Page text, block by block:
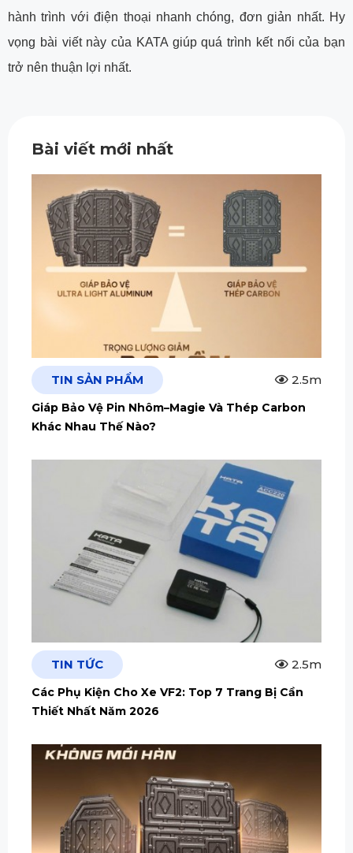
hành trình với điện thoại nhanh chóng, đơn giản nhất. Hy
vọng bài viết này của KATA giúp quá trình kết nối của bạn
trở nên thuận lợi nhất.
Bài viết mới nhất
TIN SẢN PHẨM 2.5m
Giáp Bảo Vệ Pin Nhôm–Magie Và Thép Carbon
Khác Nhau Thế Nào?
TIN TỨC 2.5m
Các Phụ Kiện Cho Xe VF2: Top 7 Trang Bị Cần
Thiết Nhất Năm 2026